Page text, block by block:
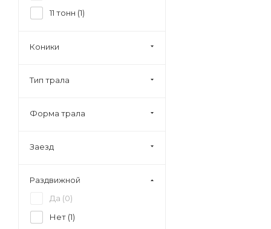
11 тонн (1)
Коники
Тип трала
Форма трала
Заезд
Раздвижной
Да (0)
Нет (1)